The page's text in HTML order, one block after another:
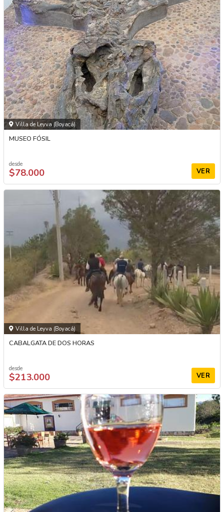
Villa de Leyva (Boyacá)
MUSEO FÓSIL
desde
$78.000 VER
Villa de Leyva (Boyacá)
CABALGATA DE DOS HORAS
desde
$213.000 VER